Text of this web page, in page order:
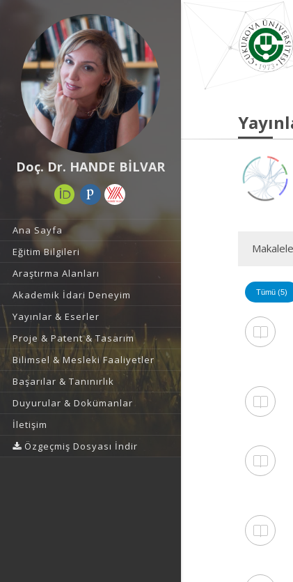
Doç. Dr. HANDE BİLVAR
Ana Sayfa
Eğitim Bilgileri
Araştırma Alanları
Akademik İdari Deneyim
Yayınlar & Eserler
Proje & Patent & Tasarım
Bilimsel & Mesleki Faaliyetler
Başarılar & Tanınırlık
Duyurular & Dokümanlar
İletişim
Özgeçmiş Dosyası İndir
Tümü (5)